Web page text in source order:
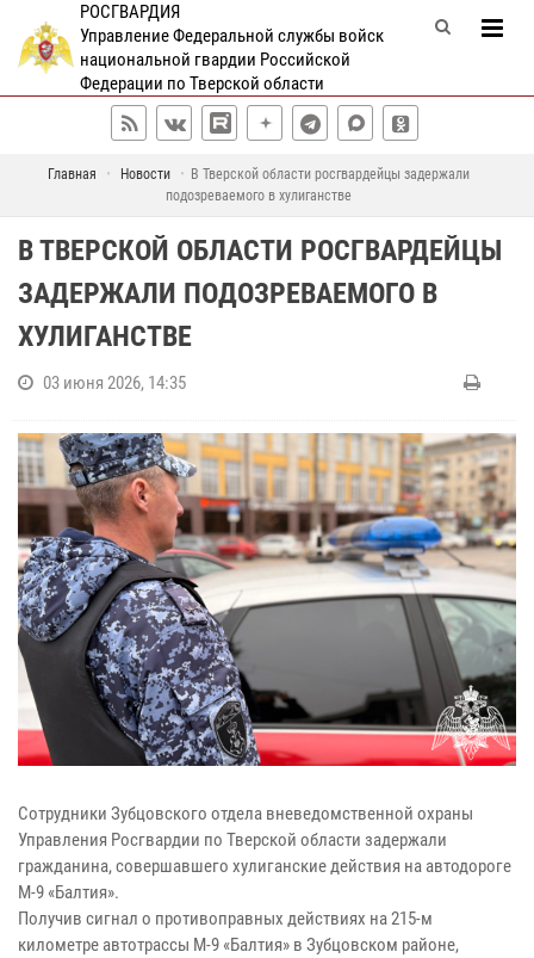
РОСГВАРДИЯ
Управление Федеральной службы войск
национальной гвардии Российской
Федерации по Тверской области
Главная Новости
В Тверской области росгвардейцы задержали
подозреваемого в хулиганстве
В ТВЕРСКОЙ ОБЛАСТИ РОСГВАРДЕЙЦЫ
ЗАДЕРЖАЛИ ПОДОЗРЕВАЕМОГО В
ХУЛИГАНСТВЕ
03 июня 2026, 14:35
Сотрудники Зубцовского отдела вневедомственной охраны
Управления Росгвардии по Тверской области задержали
гражданина, совершавшего хулиганские действия на автодороге
М-9 «Балтия».
Получив сигнал о противоправных действиях на 215-м
километре автотрассы М-9 «Балтия» в Зубцовском районе,